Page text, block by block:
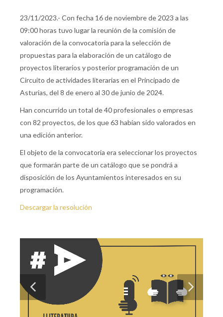
23/11/2023.- Con fecha 16 de noviembre de 2023 a las
09:00 horas tuvo lugar la reunión de la comisión de
valoración de la convocatoria para la selección de
propuestas para la elaboración de un catálogo de
proyectos literarios y posterior programación de un
Circuito de actividades literarias en el Principado de
Asturias, del 8 de enero al 30 de junio de 2024.
Han concurrido un total de 40 profesionales o empresas
con 82 proyectos, de los que 63 habían sido valorados en
una edición anterior.
El objeto de la convocatoria era seleccionar los proyectos
que formarán parte de un catálogo que se pondrá a
disposición de los Ayuntamientos interesados en su
programación.
Descargar la resolución